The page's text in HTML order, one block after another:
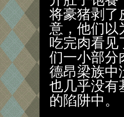
将豪猪剥了
意，他们以
吃完肉看见
们一小部分
德昂梁族中
也几乎没有
的陷阱中。